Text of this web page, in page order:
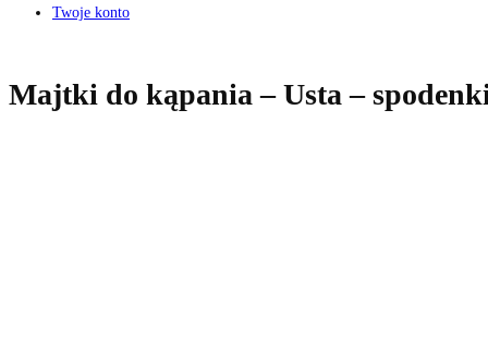
Twoje konto
Majtki do kąpania – Usta –